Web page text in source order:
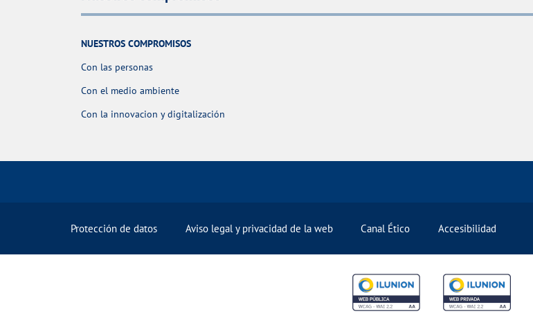
NUESTROS COMPROMISOS
Con las personas
Con el medio ambiente
Con la innovacion y digitalización
Protección de datos Aviso legal y privacidad de la web Canal Ético Accesibilidad